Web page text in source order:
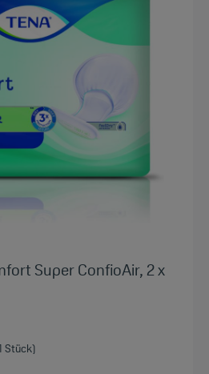
Super ConfioAir, 2 x
Stück)